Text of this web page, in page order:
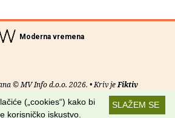
Moderna vremena
© MV Info d.o.o. 2026. • Kriv jeFiktiv
Uvjeti korištenja RSS kanaliSLAŽEM SE
(„cookies“) kako bi
korisničko iskustvo.